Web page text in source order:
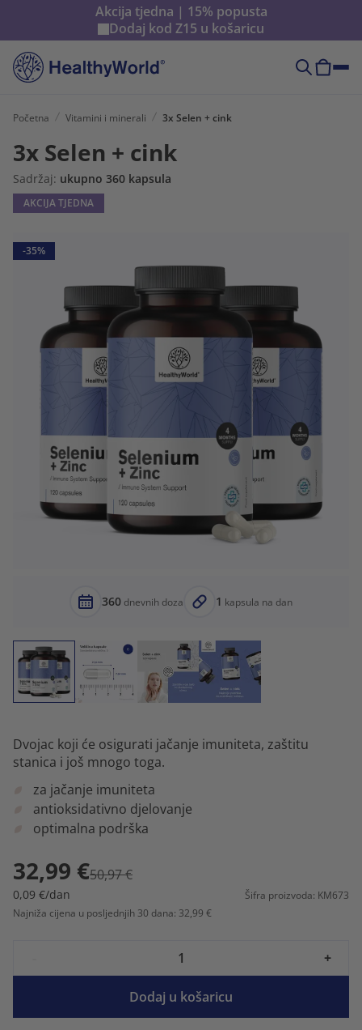
Akcija tjedna | 15% popusta
Dodaj kod Z15 u košaricu
Početna Vitamini i minerali 3x Selen + cink
3x Selen + cink
Sadržaj: ukupno 360 kapsula
AKCIJA TJEDNA
-35%
360 dnevnih doza 1 kapsula na dan
Dvojac koji će osigurati jačanje imuniteta, zaštitu
stanica i još mnogo toga.
za jačanje imuniteta
antioksidativno djelovanje
optimalna podrška
32,99 €50,97 €
0,09 €/dan
Šifra proizvoda: KM673
Najniža cijena u posljednjih 30 dana: 32,99 €
+
Dodaj u košaricu